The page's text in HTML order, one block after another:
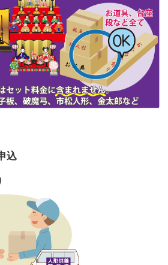
令和3年9月13日(月)
令和3年7月12日(月)
令和3年6月3日(木)
令和3年4月23日(金)
令和2年10月22日(木)
令和2年8月26日(水)
令和2年6月8日(月)
込